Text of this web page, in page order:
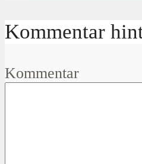
Kommentar
Kommentar